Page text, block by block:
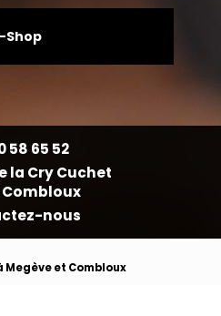
Shop
58 65 52
la Cry Cuchet
Combloux
nous
et Combloux